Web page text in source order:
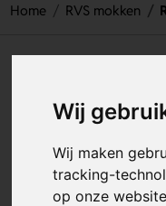
Wij
Wij maken
tracking-
op onze
Home RVS mokken
Artikelnummer: 115325